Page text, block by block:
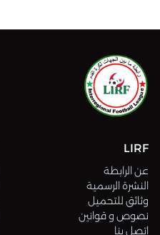
LIRF
عن الرابطة
النشرة الرسمية
وثائق للتحميل
نصوص و قوانين
اتصل بنا